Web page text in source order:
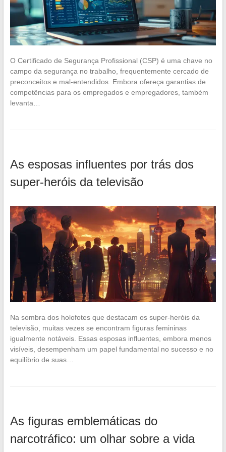
O Certificado de Segurança Profissional (CSP) é uma chave no
campo da segurança no trabalho, frequentemente cercado de
preconceitos e mal-entendidos. Embora ofereça garantias de
competências para os empregados e empregadores, também
levanta…
As esposas influentes por trás dos
super-heróis da televisão
Na sombra dos holofotes que destacam os super-heróis da
televisão, muitas vezes se encontram figuras femininas
igualmente notáveis. Essas esposas influentes, embora menos
visíveis, desempenham um papel fundamental no sucesso e no
equilíbrio de suas…
As figuras emblemáticas do
narcotráfico: um olhar sobre a vida